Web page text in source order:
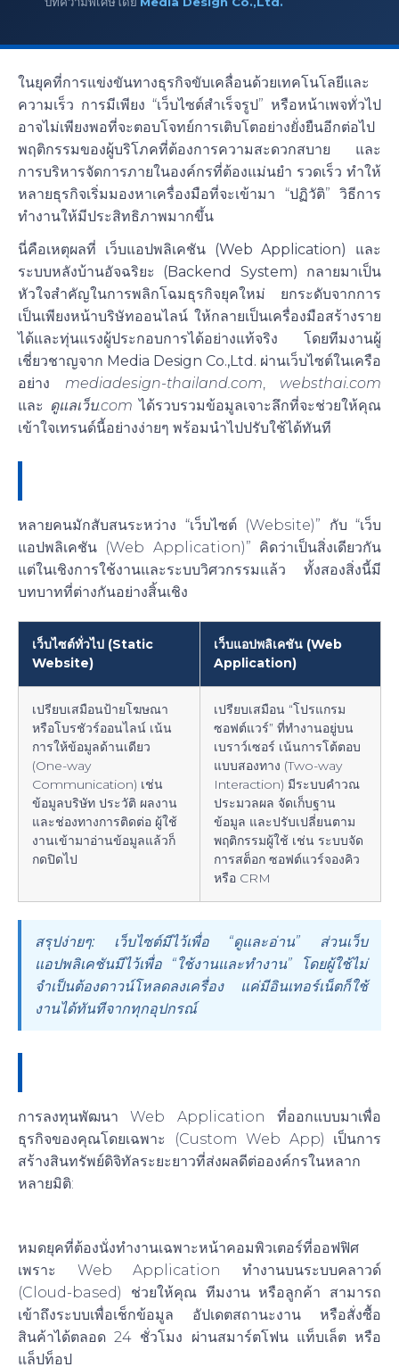
ในยุคที่การแข่งขันทางธุรกิจขับเคลื่อนด้วยเทคโนโลยีและ
ความเร็ว การมีเพียง “เว็บไซต์สำเร็จรูป” หรือหน้าเพจทั่วไป
อาจไม่เพียงพอที่จะตอบโจทย์การเติบโตอย่างยั่งยืนอีกต่อไป
พฤติกรรมของผู้บริโภคที่ต้องการความสะดวกสบาย และ
การบริหารจัดการภายในองค์กรที่ต้องแม่นยำ รวดเร็ว ทำให้
หลายธุรกิจเริ่มมองหาเครื่องมือที่จะเข้ามา “ปฏิวัติ” วิธีการ
ทำงานให้มีประสิทธิภาพมากขึ้น
นี่คือเหตุผลที่ เว็บแอปพลิเคชัน (Web Application)
และ
ระบบหลังบ้านอัจฉริยะ (Backend System) กลายมาเป็น
หัวใจสำคัญในการพลิกโฉมธุรกิจยุคใหม่ ยกระดับจากการ
เป็นเพียงหน้าบริษัทออนไลน์ ให้กลายเป็นเครื่องมือสร้างราย
ได้และทุ่นแรงผู้ประกอบการได้อย่างแท้จริง โดยทีมงานผู้
เชี่ยวชาญจาก Media Design Co.,Ltd. ผ่านเว็บไซต์ในเครือ
อย่าง mediadesign-thailand.com, websthai.com
และ ดูแลเว็บ.com ได้รวบรวมข้อมูลเจาะลึกที่จะช่วยให้คุณ
เข้าใจเทรนด์นี้อย่างง่ายๆ พร้อมนำไปปรับใช้ได้ทันที
หลายคนมักสับสนระหว่าง “เว็บไซต์ (Website)” กับ “เว็บ
แอปพลิเคชัน (Web Application)” คิดว่าเป็นสิ่งเดียวกัน
แต่ในเชิงการใช้งานและระบบวิศวกรรมแล้ว ทั้งสองสิ่งนี้มี
บทบาทที่ต่างกันอย่างสิ้นเชิง
เว็บไซต์ทั่วไป (Static
Website)
เว็บแอปพลิเคชัน (Web
Application)
เปรียบเสมือนป้ายโฆษณา
หรือโบรชัวร์ออนไลน์ เน้น
การให้ข้อมูลด้านเดียว
(One-way
Communication) เช่น
ข้อมูลบริษัท ประวัติ ผลงาน
และช่องทางการติดต่อ ผู้ใช้
งานเข้ามาอ่านข้อมูลแล้วก็
กดปิดไป
เปรียบเสมือน “โปรแกรม
ซอฟต์แวร์” ที่ทำงานอยู่บน
เบราว์เซอร์ เน้นการโต้ตอบ
แบบสองทาง (Two-way
Interaction) มีระบบคำวณ
ประมวลผล จัดเก็บฐาน
ข้อมูล และปรับเปลี่ยนตาม
พฤติกรรมผู้ใช้ เช่น ระบบจัด
การสต็อก ซอฟต์แวร์จองคิว
หรือ CRM
สรุปง่ายๆ: เว็บไซต์มีไว้เพื่อ “ดูและอ่าน” ส่วนเว็บ
แอปพลิเคชันมีไว้เพื่อ “ใช้งานและทำงาน” โดยผู้ใช้ไม่
จำเป็นต้องดาวน์โหลดลงเครื่อง แค่มีอินเทอร์เน็ตก็ใช้
งานได้ทันทีจากทุกอุปกรณ์
การลงทุนพัฒนา Web Application ที่ออกแบบมาเพื่อ
ธุรกิจของคุณโดยเฉพาะ (Custom Web App) เป็นการ
สร้างสินทรัพย์ดิจิทัลระยะยาวที่ส่งผลดีต่อองค์กรในหลาก
หลายมิติ:
หมดยุคที่ต้องนั่งทำงานเฉพาะหน้าคอมพิวเตอร์ที่ออฟฟิศ
เพราะ Web Application ทำงานบนระบบคลาวด์
(Cloud-based) ช่วยให้คุณ ทีมงาน หรือลูกค้า สามารถ
เข้าถึงระบบเพื่อเช็กข้อมูล อัปเดตสถานะงาน หรือสั่งซื้อ
สินค้าได้ตลอด 24 ชั่วโมง ผ่านสมาร์ตโฟน แท็บเล็ต หรือ
แล็ปท็อป